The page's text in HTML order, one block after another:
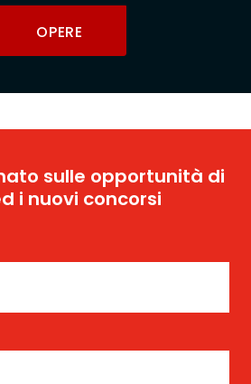
OPERE
sulle opportunità di
i nuovi concorsi